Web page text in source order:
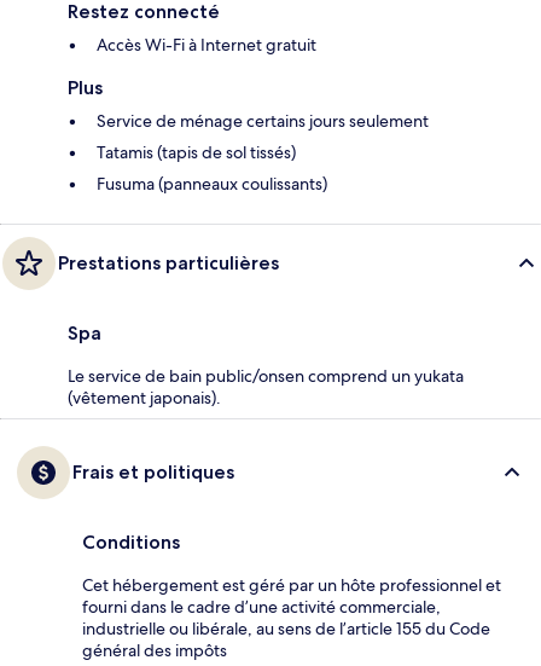
Restez connecté
Accès Wi-Fi à Internet gratuit
Plus
Service de ménage certains jours seulement
Tatamis (tapis de sol tissés)
Fusuma (panneaux coulissants)
Prestations particulières
Spa
Le service de bain public/onsen comprend un yukata
(vêtement japonais).
Frais et politiques
Conditions
Cet hébergement est géré par un hôte professionnel et
fourni dans le cadre d’une activité commerciale,
industrielle ou libérale, au sens de l’article 155 du Code
général des impôts